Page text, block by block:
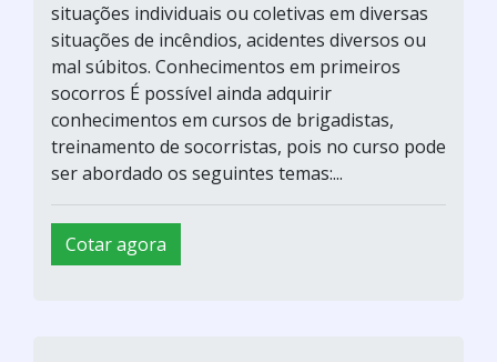
situações individuais ou coletivas em diversas
situações de incêndios, acidentes diversos ou
mal súbitos. Conhecimentos em primeiros
socorros É possível ainda adquirir
conhecimentos em cursos de brigadistas,
treinamento de socorristas, pois no curso pode
ser abordado os seguintes temas:...
Cotar agora